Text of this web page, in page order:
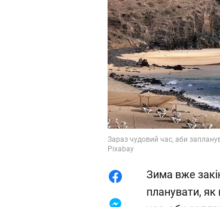
Зараз чудовий час, аби
Pixabay
Зима вже
планувати,